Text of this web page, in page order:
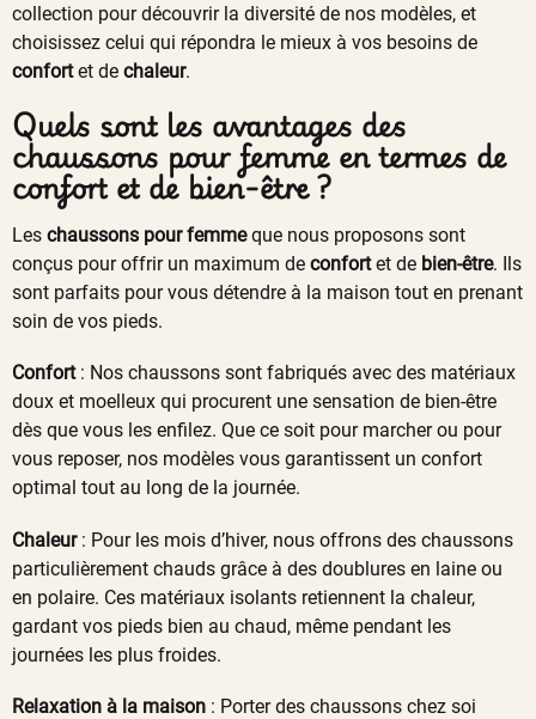
collection pour découvrir la diversité de nos modèles, et
choisissez celui qui répondra le mieux à vos besoins de
confortet de chaleur.
Quels sont les avantages des
chaussons pour femme en termes de
confort et de bien-être ?
Les chaussons pour femmeque nous proposons sont
conçus pour offrir un maximum de confortet de bien-être. Ils
sont parfaits pour vous détendre à la maison tout en prenant
soin de vos pieds.
Confort: Nos chaussons sont fabriqués avec des matériaux
doux et moelleux qui procurent une sensation de bien-être
dès que vous les enfilez. Que ce soit pour marcher ou pour
vous reposer, nos modèles vous garantissent un confort
optimal tout au long de la journée.
Chaleur: Pour les mois d’hiver, nous offrons des chaussons
particulièrement chauds grâce à des doublures en laine ou
en polaire. Ces matériaux isolants retiennent la chaleur,
gardant vos pieds bien au chaud, même pendant les
journées les plus froides.
Relaxation à la maison : Porter des chaussons chez soi